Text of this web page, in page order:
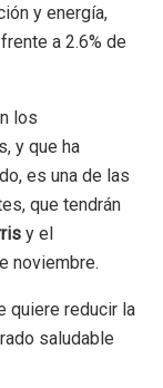
y energía,
a 2.6% de
los
y que ha
es una de las
que tendrán
y el
noviembre.
quiere reducir la
saludable